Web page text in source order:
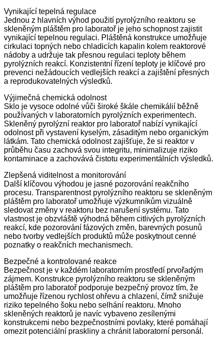
Vynikající tepelná regulace
Jednou z hlavních výhod použití pyrolýzního reaktoru se
skleněným pláštěm pro laboratoř je jeho schopnost zajistit
vynikající tepelnou regulaci. Pláštěná konstrukce umožňuje
cirkulaci topných nebo chladicích kapalin kolem reaktorové
nádoby a udržuje tak přesnou regulaci teploty během
pyrolýzních reakcí. Konzistentní řízení teploty je klíčové pro
prevenci nežádoucích vedlejších reakcí a zajištění přesných
a reprodukovatelných výsledků.
Výjimečná chemická odolnost
Sklo je vysoce odolné vůči široké škále chemikálií běžně
používaných v laboratorních pyrolýzních experimentech.
Skleněný pyrolýzní reaktor pro laboratoř nabízí vynikající
odolnost při vystavení kyselým, zásaditým nebo organickým
látkám. Tato chemická odolnost zajišťuje, že si reaktor v
průběhu času zachová svou integritu, minimalizuje riziko
kontaminace a zachovává čistotu experimentálních výsledků.
Zlepšená viditelnost a monitorování
Další klíčovou výhodou je jasné pozorování reakčního
procesu. Transparentnost pyrolýzního reaktoru se skleněným
pláštěm pro laboratoř umožňuje výzkumníkům vizuálně
sledovat změny v reaktoru bez narušení systému. Tato
vlastnost je obzvláště výhodná během citlivých pyrolýzních
reakcí, kde pozorování fázových změn, barevných posunů
nebo tvorby vedlejších produktů může poskytnout cenné
poznatky o reakčních mechanismech.
Bezpečné a kontrolované reakce
Bezpečnost je v každém laboratorním prostředí prvořadým
zájmem. Konstrukce pyrolýzního reaktoru se skleněným
pláštěm pro laboratoř podporuje bezpečný provoz tím, že
umožňuje řízenou rychlost ohřevu a chlazení, čímž snižuje
riziko tepelného šoku nebo selhání reaktoru. Mnoho
skleněných reaktorů je navíc vybaveno zesílenými
konstrukcemi nebo bezpečnostními povlaky, které pomáhají
omezit potenciální praskliny a chránit laboratorní personál.